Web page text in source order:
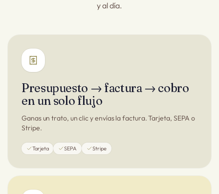
y al día.
Presupuesto → factura → cobro
en un solo flujo
Ganas un trato, un clic y envías la factura. Tarjeta, SEPA o
Stripe.
Tarjeta SEPA Stripe